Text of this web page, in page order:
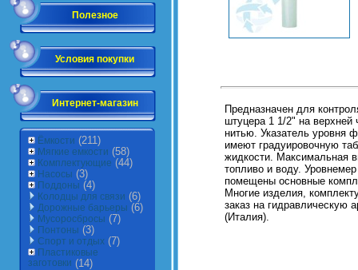
Полезное
Условия покупки
Интернет-магазин
Ёмкости (211)
Мягкие емкости (58)
Комплектующие (44)
Насосы (3)
Поддоны (4)
Колодцы для связи (6)
Дорожные барьеры (6)
Мусоросбросы (7)
Понтоны (3)
Спорт и отдых (7)
Пластиковые
заготовки (14)
Предназначен для
штуцера 1 1/2" на верхней
нитью. Указатель уровня
имеют градуировочную
жидкости. Максимальная
топливо и воду.
помещены основные
Многие изделия,
заказ на
(Италия).